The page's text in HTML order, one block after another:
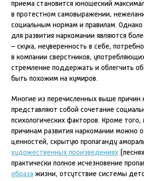
приема становится юношеский
в протестном самовыражении,
социальным нормам и правилам. Однако
для развития наркомании являются
– скука, неуверенность в себе,
в компании сверстников,
стремление поддержать и облегчить
быть похожим на кумиров.
Многие из перечисленных выше причин
представляют собой сочетание
психологических факторов. Кроме
причинам развития наркомании можно
ценностей, скрытую пропаганду
художественных произведениях
практически полное исчезновение
образа жизни, отсутствие системы